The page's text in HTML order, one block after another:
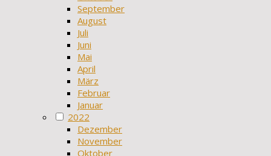
September
August
Juli
Juni
Mai
April
März
Februar
Januar
2022
Dezember
November
Oktober